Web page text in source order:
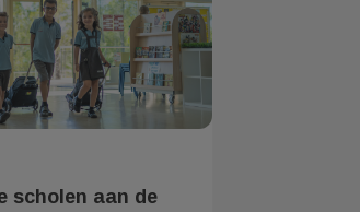
scholen aan de